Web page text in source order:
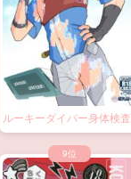
ルーキーダイバー身体検査